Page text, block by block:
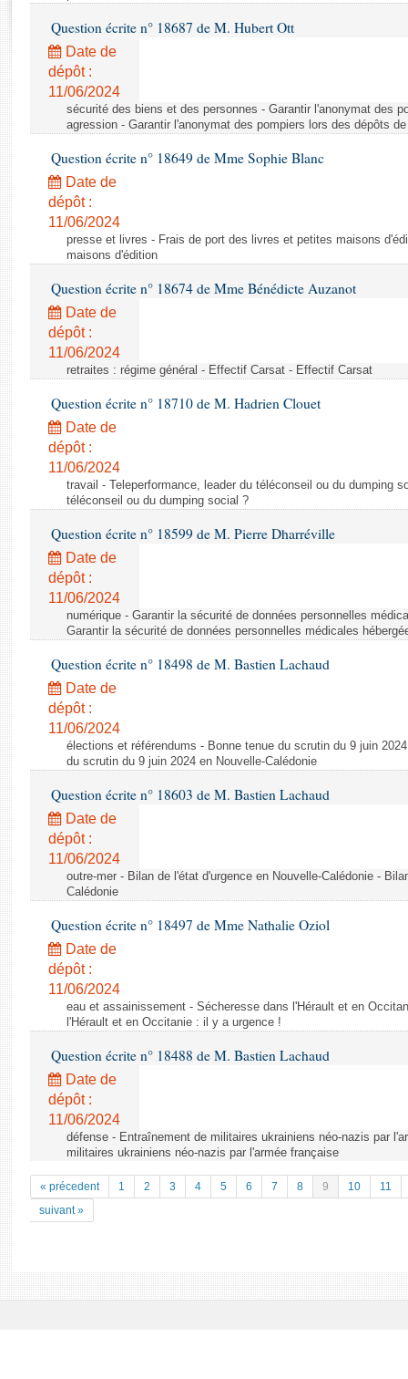
Rapports d'enquête
Rapports législatifs
Rapports sur l'application des lois
Baromètre de l’application des lois
Dossiers législatifs
Questions écrites et orales
Comptes rendus des débats
Question écrite n° 18687 de M. Hubert Ott
Date de
dépôt :
11/06/2024
sécurité des biens et des personnes - Garantir l'anonymat des
agression - Garantir l'anonymat des pompiers lors des dépôts
Question écrite n° 18649 de Mme Sophie Blanc
Date de
dépôt :
11/06/2024
presse et livres - Frais de port des livres et petites maisons
maisons d'édition
Question écrite n° 18674 de Mme Bénédicte Auzanot
Date de
dépôt :
11/06/2024
retraites : régime général - Effectif Carsat - Effectif Carsat
Question écrite n° 18710 de M. Hadrien Clouet
Date de
dépôt :
11/06/2024
travail - Teleperformance, leader du téléconseil ou du dumping
téléconseil ou du dumping social ?
Question écrite n° 18599 de M. Pierre Dharréville
Date de
dépôt :
11/06/2024
numérique - Garantir la sécurité de données personnelles
Garantir la sécurité de données personnelles médicales
Question écrite n° 18498 de M. Bastien Lachaud
Date de
dépôt :
11/06/2024
élections et référendums - Bonne tenue du scrutin du 9 juin
du scrutin du 9 juin 2024 en Nouvelle-Calédonie
Question écrite n° 18603 de M. Bastien Lachaud
Date de
dépôt :
11/06/2024
outre-mer - Bilan de l'état d'urgence en Nouvelle-Calédonie -
Calédonie
Question écrite n° 18497 de Mme Nathalie Oziol
Date de
dépôt :
11/06/2024
eau et assainissement - Sécheresse dans l'Hérault et en
l'Hérault et en Occitanie : il y a urgence !
Question écrite n° 18488 de M. Bastien Lachaud
Date de
dépôt :
11/06/2024
défense - Entraînement de militaires ukrainiens néo-nazis par
militaires ukrainiens néo-nazis par l'armée française
« précedent 1 2 3 4 5 6 7 8 9 10
11
suivant »